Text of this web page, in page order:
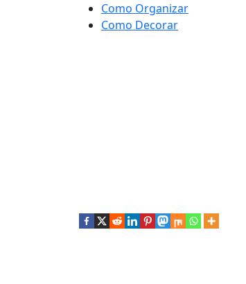
Como Organizar
Como Decorar